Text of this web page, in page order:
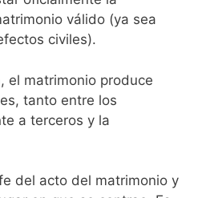
válido (ya sea
civiles).
el matrimonio produce
tanto entre los
a terceros y la
del acto del matrimonio y